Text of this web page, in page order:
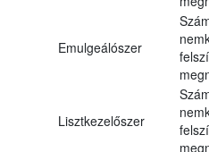
Emulgeálószer
Lisztkezelőszer